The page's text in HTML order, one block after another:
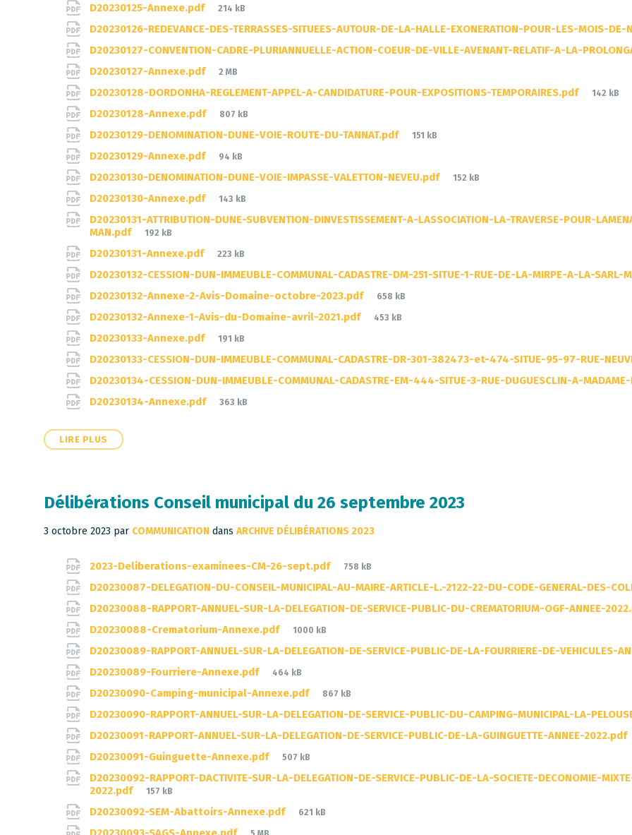
D20230125-Annexe.pdf
File
214 kB
D20230126-REDEVANCE-DES-TERRASSES-SITUEES-AUTOUR-DE-LA-HALLE-EXONERATION-POUR-LES-MOIS-
D20230127-CONVENTION-CADRE-PLURIANNUELLE-ACTION-COEUR-DE-VILLE-AVENANT-RELATIF-A-LA-
D20230127-Annexe.pdf
File
2 MB
D20230128-DORDONHA-REGLEMENT-APPEL-A-CANDIDATURE-POUR-EXPOSITIONS-TEMPORAIRES.pdf
File
142 kB
D20230128-Annexe.pdf
File
807 kB
D20230129-DENOMINATION-DUNE-VOIE-ROUTE-DU-TANNAT.pdf
File
151 kB
D20230129-Annexe.pdf
File
94 kB
D20230130-DENOMINATION-DUNE-VOIE-IMPASSE-VALETTON-NEVEU.pdf
File
152 kB
D20230130-Annexe.pdf
File
143 kB
D20230131-ATTRIBUTION-DUNE-SUBVENTION-DINVESTISSEMENT-A-LASSOCIATION-LA-TRAVERSE-POUR-
MAN.pdf
File
192 kB
D20230131-Annexe.pdf
File
223 kB
D20230132-CESSION-DUN-IMMEUBLE-COMMUNAL-CADASTRE-DM-251-SITUE-1-RUE-DE-LA-MIRPE-A-LA-SARL-
D20230132-Annexe-2-Avis-Domaine-octobre-2023.pdf
File
658 kB
D20230132-Annexe-1-Avis-du-Domaine-avril-2021.pdf
File
453 kB
D20230133-Annexe.pdf
File
191 kB
D20230133-CESSION-DUN-IMMEUBLE-COMMUNAL-CADASTRE-DR-301-382473-et-474-SITUE-95-97-RUE-
D20230134-CESSION-DUN-IMMEUBLE-COMMUNAL-CADASTRE-EM-444-SITUE-3-RUE-DUGUESCLIN-A-
D20230134-Annexe.pdf
File
363 kB
LIRE PLUS
Délibérations Conseil municipal du 26 septembre 2023
3 octobre 2023 par COMMUNICATION dans ARCHIVE DÉLIBÉRATIONS 2023
Documents2023-Deliberations-examinees-CM-26-sept.pdf
File
758 kB
D20230087-DELEGATION-DU-CONSEIL-MUNICIPAL-AU-MAIRE-ARTICLE-L.-2122-22-DU-CODE-GENERAL-DES-
D20230088-RAPPORT-ANNUEL-SUR-LA-DELEGATION-DE-SERVICE-PUBLIC-DU-CREMATORIUM-OGF-ANNEE-
D20230088-Crematorium-Annexe.pdf
File
1000 kB
D20230089-RAPPORT-ANNUEL-SUR-LA-DELEGATION-DE-SERVICE-PUBLIC-DE-LA-FOURRIERE-DE-VEHICULES-
D20230089-Fourriere-Annexe.pdf
File
464 kB
D20230090-Camping-municipal-Annexe.pdf
File
867 kB
D20230090-RAPPORT-ANNUEL-SUR-LA-DELEGATION-DE-SERVICE-PUBLIC-DU-CAMPING-MUNICIPAL-LA-
D20230091-RAPPORT-ANNUEL-SUR-LA-DELEGATION-DE-SERVICE-PUBLIC-DE-LA-GUINGUETTE-ANNEE-2022.pdf
D20230091-Guinguette-Annexe.pdf
File
507 kB
D20230092-RAPPORT-DACTIVITE-SUR-LA-DELEGATION-DE-SERVICE-PUBLIC-DE-LA-SOCIETE-DECONOMIE-
2022.pdf
File
157 kB
D20230092-SEM-Abattoirs-Annexe.pdf
File
621 kB
File